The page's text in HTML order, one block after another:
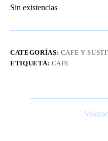
Sin existencias
CATEGORÍAS: CAFE Y
ETIQUETA: CAFE